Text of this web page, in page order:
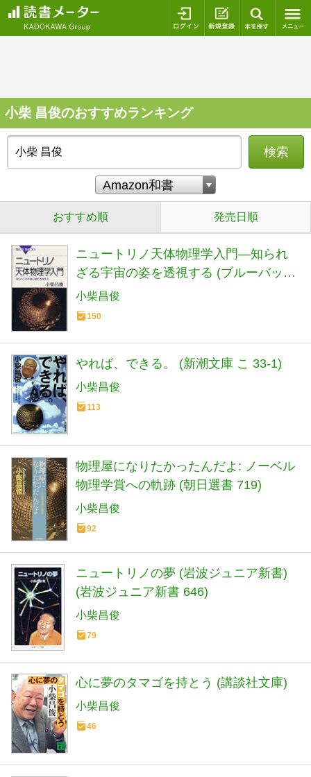
ログイン 新規登録
小柴 昌俊のおすすめランキング
検索
おすすめ順 発売日順
ニュートリノ天体物理学入門―知られ
ざる宇宙の姿を透視する (ブルーバック
ス)
小柴昌俊
150
やれば、できる。 (新潮文庫 こ 33-1)
小柴昌俊
113
物理屋になりたかったんだよ: ノーベル
物理学賞への軌跡 (朝日選書 719)
小柴昌俊
92
ニュートリノの夢 (岩波ジュニア新書)
(岩波ジュニア新書 646)
小柴昌俊
79
心に夢のタマゴを持とう (講談社文庫)
小柴昌俊
46